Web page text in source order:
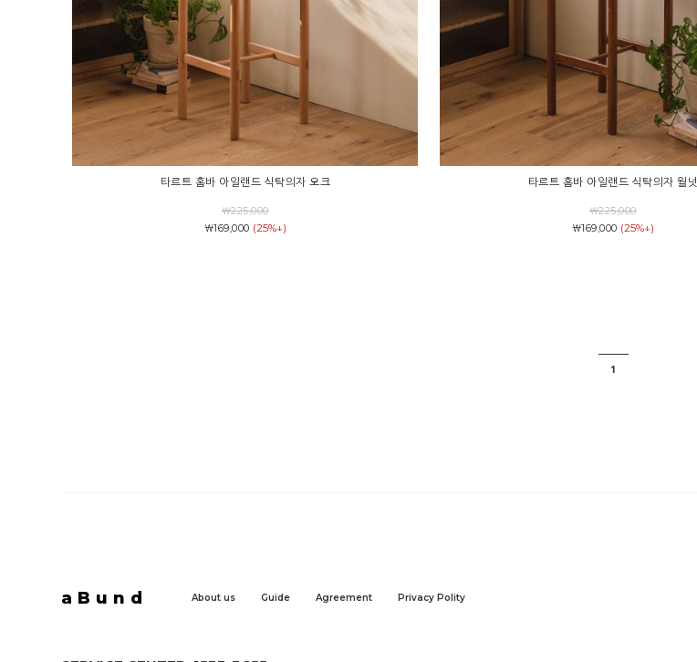
타르트 홈바 아일랜드 식탁의자 오크
￦225,000
￦169,000 (25%↓)
타르트 홈바 아일랜드 식탁의자 월넛
￦225,000
￦169,000 (25%↓)
1
aBund About us Guide Agreement Privacy Polity